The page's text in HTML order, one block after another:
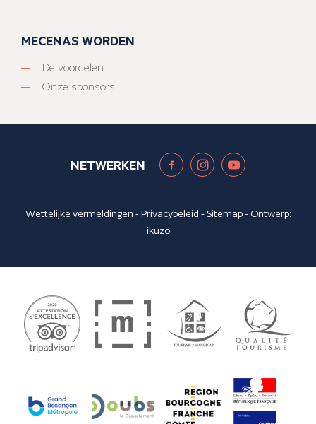
MECENAS WORDEN
De voordelen
Onze sponsors
NETWERKEN
Wettelijke vermeldingen -Privacybeleid - Sitemap- Ontwerp:
ikuzo